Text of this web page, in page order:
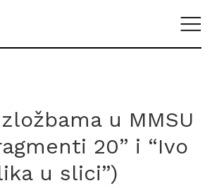
u MMSU
20” i “Ivo
u slici”)